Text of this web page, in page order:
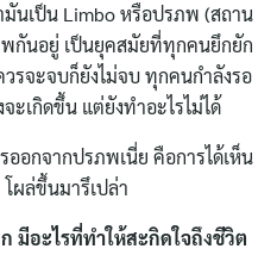
มันเป็น Limbo หรือปรภพ (สถาน
กันอยู่ เป็นยุคสมัยที่ทุกคนยึกยัก
วรจะจบก็ยังไม่จบ ทุกคนกำลังรอ
ะเกิดขึ้น แต่ยังทำอะไรไม่ได้
ออกจากปรภพเนี่ย คือการได้เห็น
ผล่ขึ้นมารึเปล่า
มีอะไรที่ทำให้สะกิดใจถึงชีวิต